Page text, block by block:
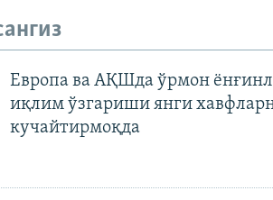
Европа ва АҚШда ўрмон
иқлим ўзгариши янги
кучайтирмоқда